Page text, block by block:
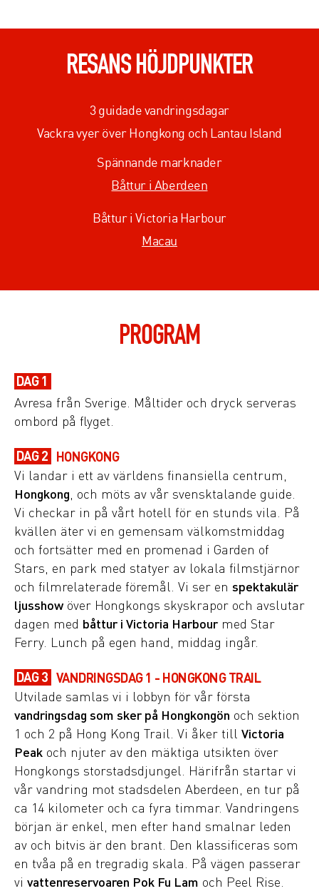
RESANS HÖJDPUNKTER
3 guidade vandringsdagar
Vackra vyer över Hongkong och Lantau Island
Spännande marknader
Båttur i Aberdeen
Båttur i Victoria Harbour
Macau
PROGRAM
DAG 1
Avresa från Sverige. Måltider och dryck serveras
ombord på flyget.
DAG 2 HONGKONG
Vi landar i ett av världens finansiella centrum,
Hongkong , och möts av vår svensktalande guide.
Vi checkar in på vårt hotell för en stunds vila. På
kvällen äter vi en gemensam välkomstmiddag
och fortsätter med en promenad i Garden of
Stars, en park med statyer av lokala filmstjärnor
och filmrelaterade föremål. Vi ser en spektakulär
ljusshow över Hongkongs skyskrapor och avslutar
dagen med båttur i Victoria Harbourmed Star
Ferry. Lunch på egen hand, middag ingår.
DAG 3 VANDRINGSDAG 1 - HONGKONG TRAIL
Utvilade samlas vi i lobbyn för vår första
vandringsdag som sker på Hongkongön och sektion
1 och 2 på Hong Kong Trail. Vi åker till Victoria
Peak och njuter av den mäktiga utsikten över
Hongkongs storstadsdjungel. Härifrån startar vi
vår vandring mot stadsdelen Aberdeen, en tur på
ca 14 kilometer och ca fyra timmar. Vandringens
början är enkel, men efter hand smalnar leden
av och bitvis är den brant. Den klassificeras som
en tvåa på en tregradig skala. På vägen passerar
vi vattenreservoaren Pok Fu Lam och Peel Rise.